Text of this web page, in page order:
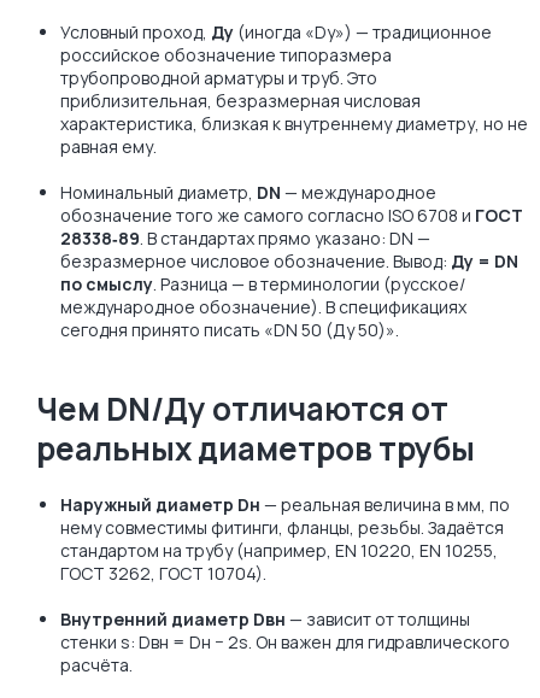
Условный проход, Ду (иногда «Dy») — традиционное
российское обозначение типоразмера
трубопроводной арматуры и труб. Это
приблизительная, безразмерная числовая
характеристика, близкая к внутреннему диаметру, но не
равная ему.
Номинальный диаметр, DN — международное
обозначение того же самого согласно ISO 6708 и ГОСТ
28338‑89. В стандартах прямо указано: DN —
безразмерное числовое обозначение. Вывод: Ду = DN
по смыслу. Разница — в терминологии (русское/
международное обозначение). В спецификациях
сегодня принято писать «DN 50 (Ду 50)».
Чем DN/Ду отличаются от
реальных диаметров трубы
Наружный диаметр Dн — реальная величина в мм, по
нему совместимы фитинги, фланцы, резьбы. Задаётся
стандартом на трубу (например, EN 10220, EN 10255,
ГОСТ 3262, ГОСТ 10704).
Внутренний диаметр Dвн — зависит от толщины
стенки s: Dвн = Dн − 2s. Он важен для гидравлического
расчёта.